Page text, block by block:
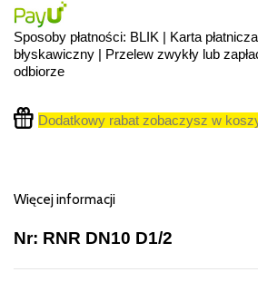
Sposoby płatności: BLIK | Karta
błyskawiczny | Przelew zwykły lub
odbiorze
Dodatkowy rabat zobaczysz w
Więcej informacji
Nr: RNR DN10 D1/2